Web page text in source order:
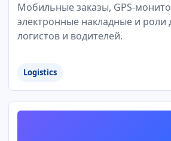
Мобильные заказы, GPS-
электронные накладные и роли
логистов и водителей.
Logistics